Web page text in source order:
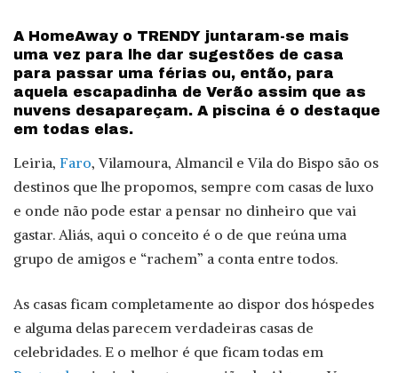
A HomeAway o TRENDY juntaram-se mais
uma vez para lhe dar sugestões de casa
para passar uma férias ou, então, para
aquela escapadinha de Verão assim que as
nuvens desapareçam. A piscina é o destaque
em todas elas.
Leiria, Faro, Vilamoura, Almancil e Vila do Bispo são os
destinos que lhe propomos, sempre com casas de luxo
e onde não pode estar a pensar no dinheiro que vai
gastar. Aliás, aqui o conceito é o de que reúna uma
grupo de amigos e “rachem” a conta entre todos.
As casas ficam completamente ao dispor dos hóspedes
e alguma delas parecem verdadeiras casas de
celebridades. E o melhor é que ficam todas em